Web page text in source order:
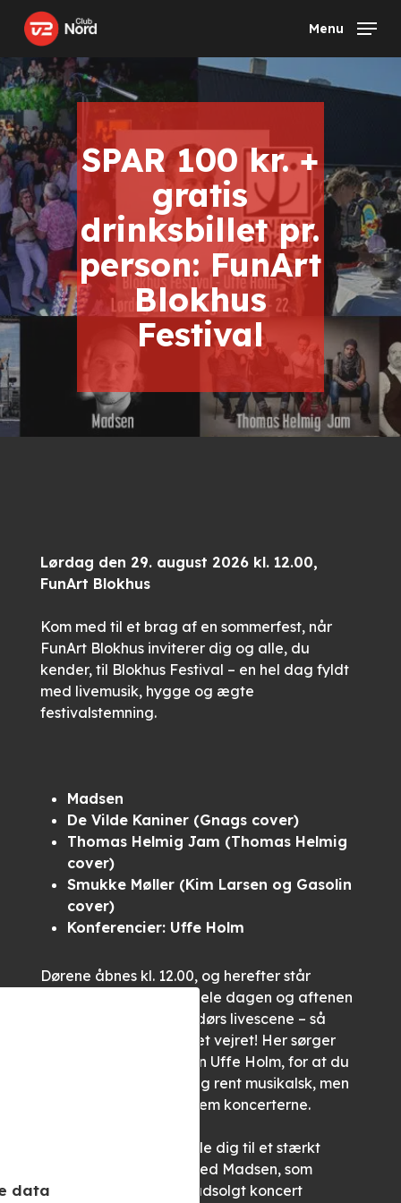
main
content
Menu
SPAR 100 kr. +
gratis
drinksbillet pr.
person: FunArt
Blokhus
Festival
Lørdag den 29. august 2026 kl. 12.00,
FunArt Blokhus
Kom med til et brag af en sommerfest, når
FunArt Blokhus inviterer dig og alle, du
kender, til Blokhus Festival – en hel dag fyldt
med livemusik, hygge og ægte
festivalstemning.
Madsen
De Vilde Kaniner (Gnags cover)
Thomas Helmig Jam (Thomas Helmig
cover)
Smukke Møller (Kim Larsen og Gasolin
cover)
Konferencier: Uffe Holm
Dørene åbnes kl. 12.00, og herefter står
menuen på koncerter hele dagen og aftenen
på FunArts store indendørs livescene – så
festen fortsætter, uanset vejret! Her sørger
konferencier, komikeren Uffe Holm, for at du
ikke kun har en god dag rent musikalsk, men
også har det sjovt mellem koncerterne.
På scenen kan du glæde dig til et stærkt
program – et gensyn med Madsen, som
gæstede FunArt til en udsolgt koncert
data